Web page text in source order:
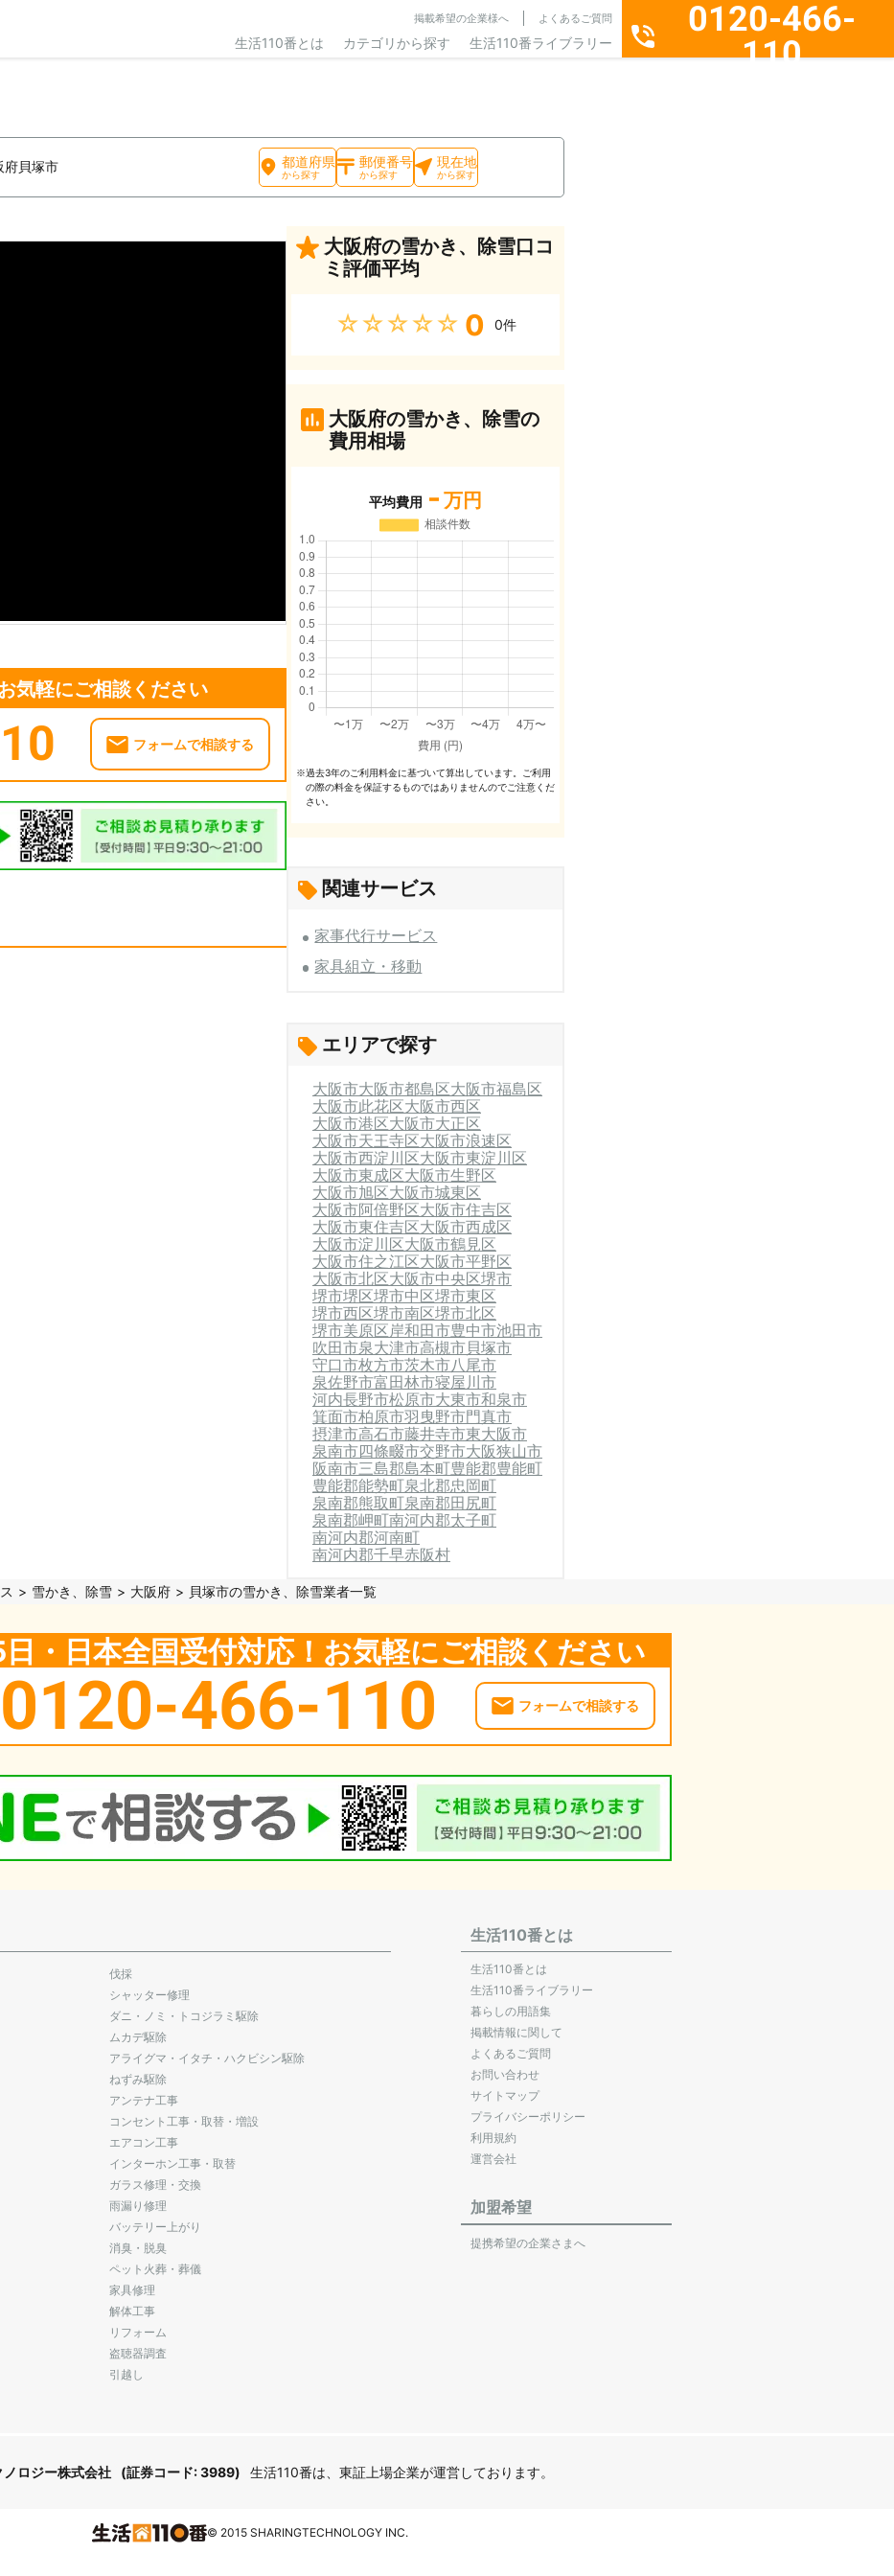
掲載希望の企業様へ よくあるご質問
生活110番とは カテゴリから探す 生活110番ライブラリー
0120-466-
110
府貝塚市 都道府県
から探す
郵便番号
から探す
現在地
から探す
気軽にご相談ください
フォームで相談する
大阪府の雪かき、除雪口コ
ミ評価平均
★★★★★ 0 0件
大阪府の雪かき、除雪の
費用相場
平均費用 - 万円
※過去3年のご利⽤料⾦に基づいて算出しています。ご利⽤
の際の料⾦を保証するものではありませんのでご注意くだ
さい。
関連サービス
家事代行サービス
家具組立・移動
エリアで探す
大阪市大阪市都島区大阪市福島区
大阪市此花区大阪市西区
大阪市港区大阪市大正区
大阪市天王寺区大阪市浪速区
大阪市西淀川区大阪市東淀川区
大阪市東成区大阪市生野区
大阪市旭区大阪市城東区
大阪市阿倍野区大阪市住吉区
大阪市東住吉区大阪市西成区
大阪市淀川区大阪市鶴見区
大阪市住之江区大阪市平野区
大阪市北区大阪市中央区堺市
堺市堺区堺市中区堺市東区
堺市西区堺市南区堺市北区
堺市美原区岸和田市豊中市池田市
吹田市泉大津市高槻市貝塚市
守口市枚方市茨木市八尾市
泉佐野市富田林市寝屋川市
河内長野市松原市大東市和泉市
箕面市柏原市羽曳野市門真市
摂津市高石市藤井寺市東大阪市
泉南市四條畷市交野市大阪狭山市
阪南市三島郡島本町豊能郡豊能町
豊能郡能勢町泉北郡忠岡町
泉南郡熊取町泉南郡田尻町
泉南郡岬町南河内郡太子町
南河内郡河南町
南河内郡千早赤阪村
雪かき、除雪 大阪府 貝塚市の雪かき、除雪業者一覧
・日本全国受付対応！お気軽にご相談ください
0120-466-110 フォームで相談する
伐採
シャッター修理
ダニ・ノミ・トコジラミ駆除
ムカデ駆除
アライグマ・イタチ・ハクビシン駆除
ねずみ駆除
アンテナ工事
コンセント工事・取替・増設
エアコン工事
インターホン工事・取替
ガラス修理・交換
雨漏り修理
バッテリー上がり
消臭・脱臭
ペット火葬・葬儀
家具修理
解体工事
リフォーム
盗聴器調査
引越し
生活110番とは
生活110番とは
生活110番ライブラリー
暮らしの用語集
掲載情報に関して
よくあるご質問
お問い合わせ
サイトマップ
プライバシーポリシー
利用規約
運営会社
加盟希望
提携希望の企業さまへ
ロジー株式会社 (証券コード: 3989) 生活110番は、東証上場企業が運営しております。
© 2015 SHARINGTECHNOLOGY INC.